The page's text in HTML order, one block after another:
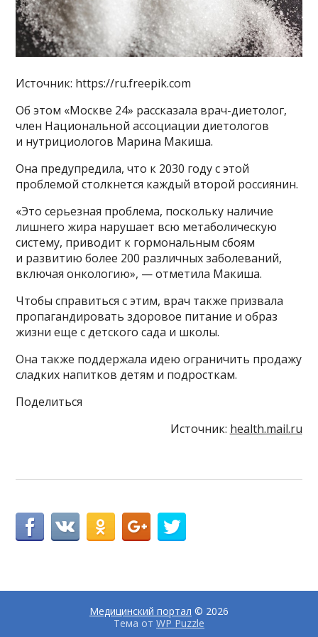
Источник: https://ru.freepik.com
Об этом «Москве 24» рассказала врач-диетолог,
член Национальной ассоциации диетологов
и нутрициологов Марина Макиша.
Она предупредила, что к 2030 году с этой
проблемой столкнется каждый второй россиянин.
«Это серьезная проблема, поскольку наличие
лишнего жира нарушает всю метаболическую
систему, приводит к гормональным сбоям
и развитию более 200 различных заболеваний,
включая онкологию», — отметила Макиша.
Чтобы справиться с этим, врач также призвала
пропагандировать здоровое питание и образ
жизни еще с детского сада и школы.
Она также поддержала идею ограничить продажу
сладких напитков детям и подросткам.
Поделиться
Источник: health.mail.ru
Медицинский портал © 2026
Тема от WP Puzzle